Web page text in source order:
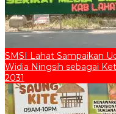
SMSI Lahat Sampaikan
Widia Ningsih sebagai
2031